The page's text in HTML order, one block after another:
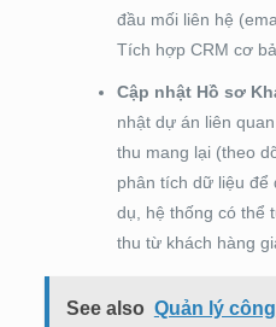
đầu mối liên hệ
Tích hợp CRM cơ
Cập nhật Hồ sơ
nhật dự án liên
thu mang lại (theo
phân tích dữ liệu
dụ, hệ thống có thể
thu từ khách hàng
See also Quản lý